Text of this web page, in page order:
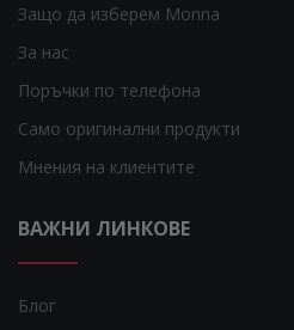
Защо да изберем Monna
За нас
Поръчки по телефона
Само оригинални продукти
Мнения на клиентите
ВАЖНИ ЛИНКОВЕ
Блог